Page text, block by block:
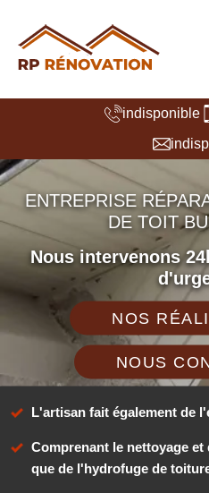
indisponible
ENTREPRISE
DE TOIT
Nous intervenons
NOS
NOUS
L'artisan fait également de
Comprenant le nettoyage
que de l'hydrofuge de